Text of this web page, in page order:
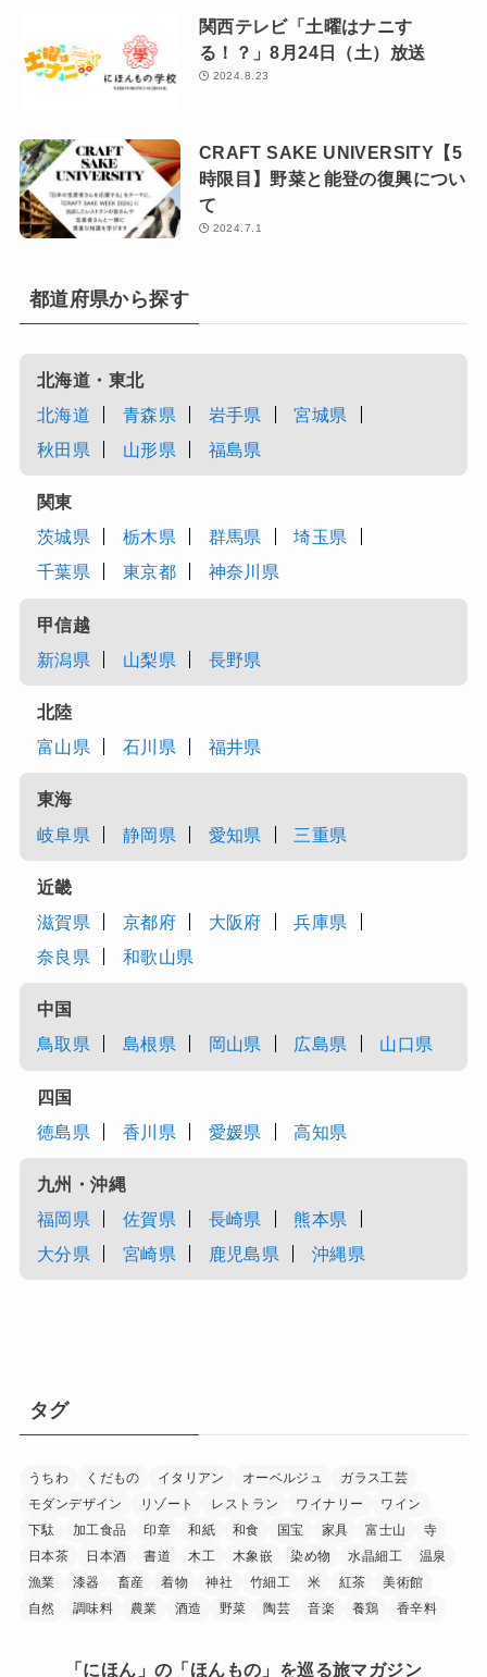
関西テレビ「土曜はナニす
る！？」8月24日（土）放送
2024.8.23
CRAFT SAKE UNIVERSITY【5
時限目】野菜と能登の復興につい
て
2024.7.1
都道府県から探す
北海道・東北
北海道
青森県 岩手県
宮城県
秋田県
山形県 福島県
関東
茨城県
栃木県 群馬県
埼玉県
千葉県
東京都 神奈川県
甲信越
新潟県
山梨県 長野県
北陸
富山県
石川県 福井県
東海
岐阜県
静岡県 愛知県 三重県
近畿
滋賀県
京都府 大阪府
兵庫県
奈良県
和歌山県
中国
鳥取県
島根県 岡山県 広島県 山口県
四国
徳島県
香川県 愛媛県 高知県
九州・沖縄
福岡県
佐賀県 長崎県
熊本県
大分県
宮崎県 鹿児島県 沖縄県
タグ
うちわ くだもの イタリアン オーベルジュ
ガラス工芸
モダンデザイン
リゾート レストラン ワイナリー
ワイン
下駄
加工食品 印章 和紙 和食 国宝 家具 富士山
寺
日本茶
日本酒 書道 木工 木象嵌 染め物 水晶細工
温泉
漁業
漆器 畜産 着物 神社 竹細工 米 紅茶
美術館
自然
調味料 農業 酒造 野菜 陶芸 音楽 養鶏 香辛料
「にほん」の「ほんもの」を巡る旅マガジン